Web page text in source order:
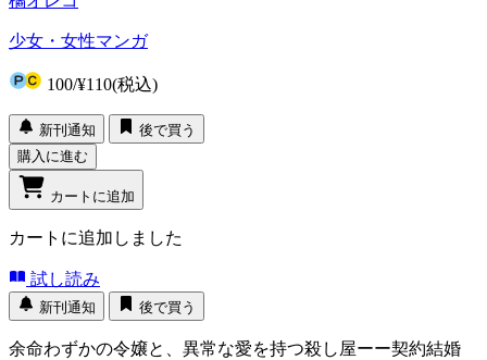
少女・女性マンガ
100/¥110(税込)
新刊通知
後で買う
購入に進む
カートに追加
カートに追加しました
試し読み
新刊通知 後で買う
余命わずかの令嬢と、異常な愛を持つ殺し屋ーー契約結婚